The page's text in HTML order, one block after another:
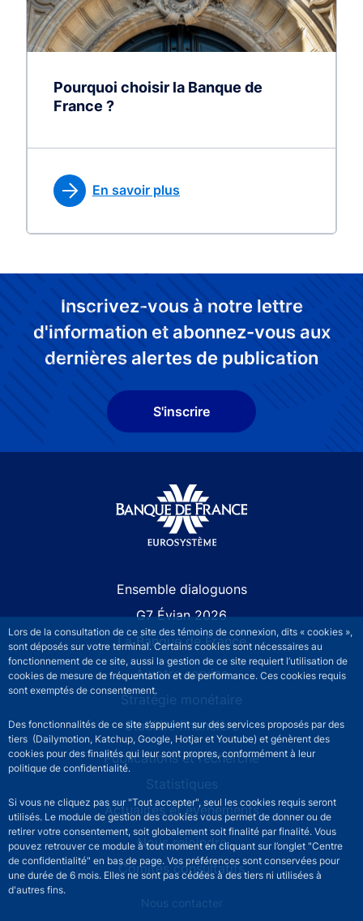
Lors de la consultation de ce site des témoins de connexion, dits « cookies »,
sont déposés sur votre terminal. Certains cookies sont nécessaires au
fonctionnement de ce site, aussi la gestion de ce site requiert l’utilisation de
cookies de mesure de fréquentation et de performance. Ces cookies requis
sont exemptés de consentement.
Des fonctionnalités de ce site s’appuient sur des services proposés par des
tiers (Dailymotion, Katchup, Google, Hotjar et Youtube) et génèrent des
cookies pour des finalités qui leur sont propres, conformément à leur
politique de confidentialité.
Si vous ne cliquez pas sur "Tout accepter", seul les cookies requis seront
utilisés. Le module de gestion des cookies vous permet de donner ou de
retirer votre consentement, soit globalement soit finalité par finalité. Vous
pouvez retrouver ce module à tout moment en cliquant sur l’onglet "Centre
de confidentialité" en bas de page. Vos préférences sont conservées pour
une durée de 6 mois. Elles ne sont pas cédées à des tiers ni utilisées à
d'autres fins.
Pourquoi choisir la Banque de
France ?
En savoir plus
Inscrivez-vous à notre lettre
d'information et abonnez-vous aux
dernières alertes de publication
S'inscrire
Ensemble dialoguons
G7 Évian 2026
La Banque de France
À votre service
Stratégie monétaire
Stabilité financière
Publications et recherche
Statistiques
Actualités et événements
Nous rejoindre
Comités consultatifs
Footer secondary menuNous contacter